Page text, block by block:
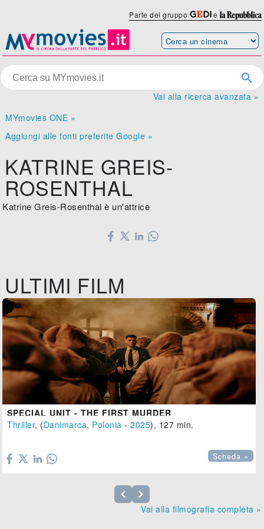
Parte del gruppo e
Vai alla ricerca avanzata »
MYmovies ONE »
Aggiungi alle fonti preferite Google »
KATRINE GREIS-
ROSENTHAL
Katrine Greis-Rosenthal è un'attrice
ULTIMI FILM
SPECIAL UNIT - THE FIRST MURDER
Thriller, (Danimarca, Polonia -2025), 127 min.
Scheda »
Vai alla filmografia completa »